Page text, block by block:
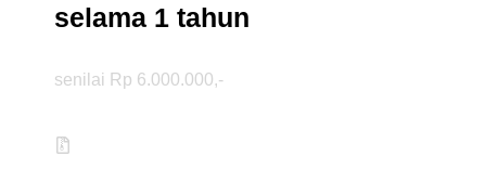
selama 1 tahun
senilai Rp 6.000.000,-